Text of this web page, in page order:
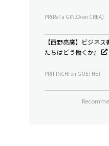
PR(ReFa GINZA on CREA)
【西野亮廣】ビジネ
たちはどう働くか』
PR(FINCHI on GOETHE)